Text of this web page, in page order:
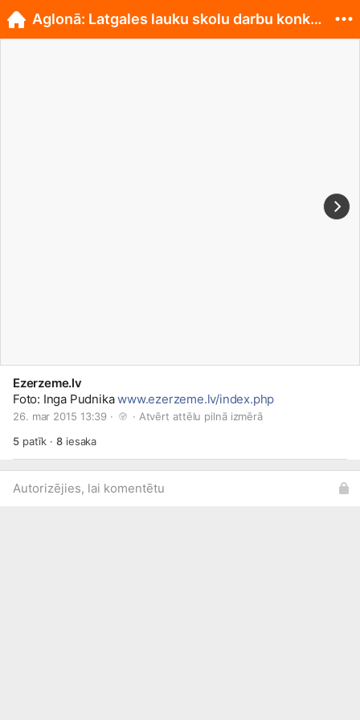
Ezerzeme.lv
Foto: Inga Pudnikawww.ezerzeme.lv/index.php
26. mar 2015 13:39 · · Atvērt attēlu pilnā izmērā
5patīk ·8iesaka
Autorizējies, lai komentētu
Aglonā: Latgales lauku skolu darbu konkurss